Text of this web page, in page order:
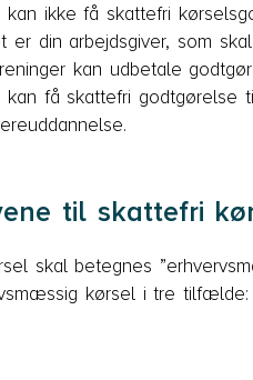
kan ikke få skattefri
er din arbejdsgiver, som
kan udbetale
kan få skattefri godtgørelse
til skattefri
skal betegnes
kørsel i tre tilfælde: